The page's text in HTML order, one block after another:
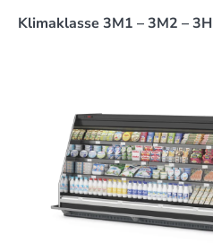
Klimaklasse 3M1 – 3M2 – 3H